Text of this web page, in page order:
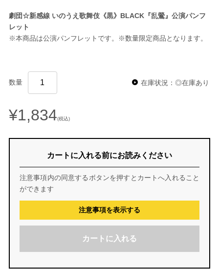
劇団☆新感線 いのうえ歌舞伎《黒》BLACK『乱鶯』公演パンフ
レット
※本商品は公演パンフレットです。※数量限定商品となります。
数量 在庫状況：◎在庫あり
¥1,834(税込)
カートに入れる前にお読みください
注意事項内の同意するボタンを押すとカートへ入れること
ができます
注意事項を表示する
カートに入れる